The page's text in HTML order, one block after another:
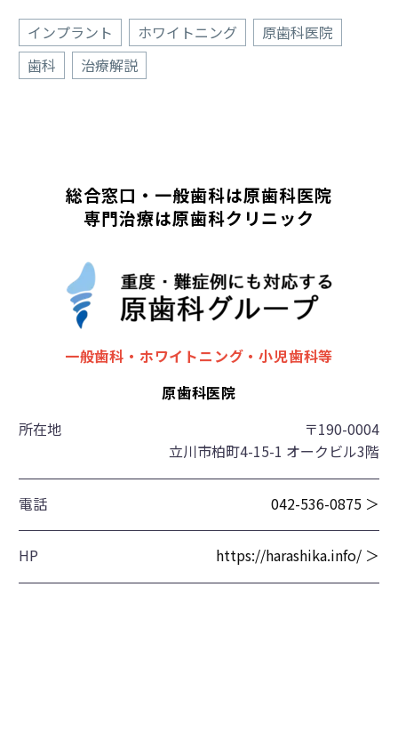
インプラント ホワイトニング
原歯科医院
歯科
治療解説
総合窓口・一般歯科は原歯科医院
専門治療は原歯科クリニック
一般歯科・ホワイトニング・小児歯科等
原歯科医院
所在地
〒190-0004
立川市柏町4-15-1 オークビル3階
電話 042-536-0875 ＞
HP https://harashika.info/ ＞